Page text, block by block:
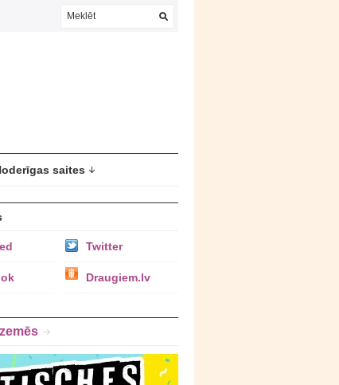
saites
Twitter
Draugiem.lv